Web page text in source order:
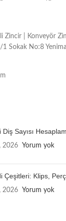
Zincir | Konveyör
Sokak No:8
Sayısı
2026 Yorum yok
Çeşitleri: Klips,
2026 Yorum yok